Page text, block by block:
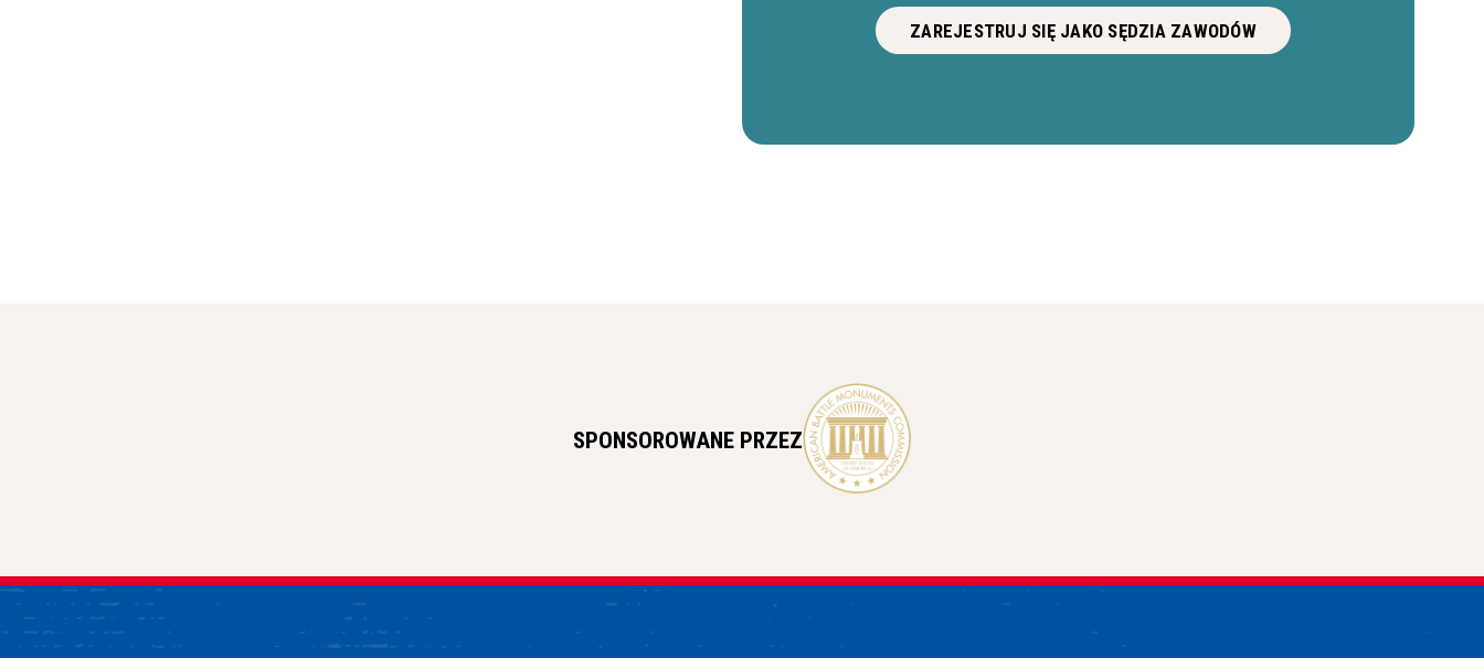
ZAREJESTRUJ SIĘ JAKO SĘDZIA ZAWODÓW
SPONSOROWANE PRZEZ